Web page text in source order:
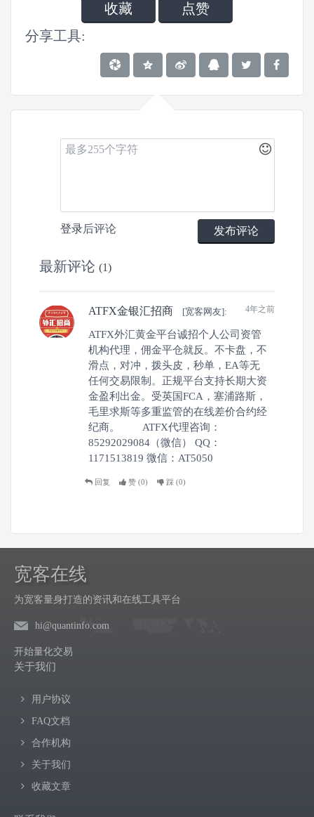
收藏
点赞
分享工具:
登录后评论 发布评论
最新评论 (1)
4年之前
ATFX金银汇招商 [宽客网友]:
3 0
ATFX外汇黄金平台诚招个人公司资管
机构代理，佣金平仓就反。不卡盘，不
滑点，对冲，拨头皮，秒单，EA等无
任何交易限制。正规平台支持长期大资
金盈利出金。受英国FCA，塞浦路斯，
毛里求斯等多重监管的在线差价合约经
纪商。 ATFX代理咨询：
85292029084（微信） QQ：
1171513819 微信：AT5050
回复 赞 (0) 踩 (0)
宽客在线
为宽客量身打造的资讯和在线工具平台
hi@quantinfo.com
开始量化交易
关于我们
用户协议
FAQ文档
合作机构
关于我们
收藏文章